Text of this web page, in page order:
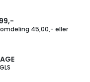
45,00,- eller